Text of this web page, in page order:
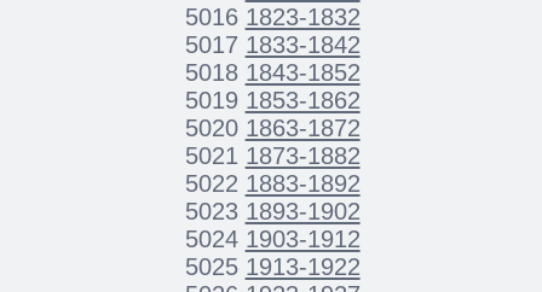
5016 1823-1832
5017 1833-1842
5018 1843-1852
5019 1853-1862
5020 1863-1872
5021 1873-1882
5022 1883-1892
5023 1893-1902
5024 1903-1912
5025 1913-1922